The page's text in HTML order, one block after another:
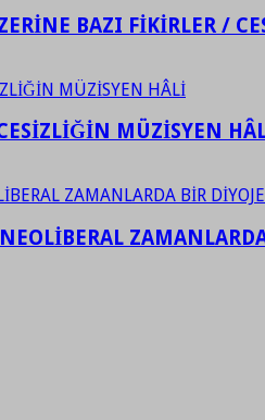
BAZI FİKİRLER /
MÜZİSYEN